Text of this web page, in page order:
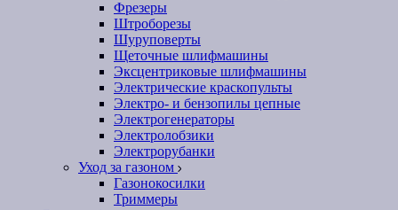
Фрезеры
Штроборезы
Шуруповерты
Щеточные шлифмашины
Эксцентриковые шлифмашины
Электрические краскопульты
Электро- и бензопилы цепные
Электрогенераторы
Электролобзики
Электрорубанки
Уход за газоном
Газонокосилки
Триммеры